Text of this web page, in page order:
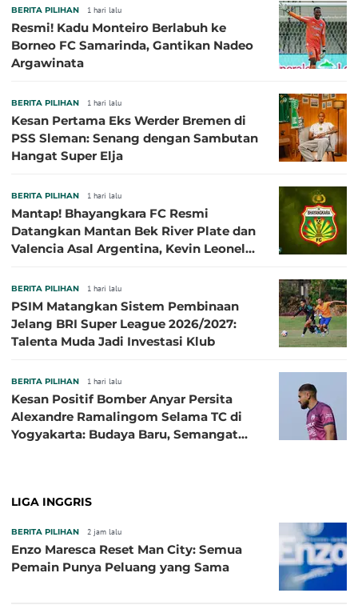
BERITA PILIHAN 1 hari lalu
Resmi! Kadu Monteiro Berlabuh ke
Borneo FC Samarinda, Gantikan Nadeo
Argawinata
BERITA PILIHAN 1 hari lalu
Kesan Pertama Eks Werder Bremen di
PSS Sleman: Senang dengan Sambutan
Hangat Super Elja
BERITA PILIHAN 1 hari lalu
Mantap! Bhayangkara FC Resmi
Datangkan Mantan Bek River Plate dan
Valencia Asal Argentina, Kevin Leonel
BERITA PILIHAN 1 hari lalu
PSIM Matangkan Sistem Pembinaan
Jelang BRI Super League 2026/2027:
Talenta Muda Jadi Investasi Klub
BERITA PILIHAN 1 hari lalu
Kesan Positif Bomber Anyar Persita
Alexandre Ramalingom Selama TC di
Yogyakarta: Budaya Baru, Semangat
LIGA INGGRIS
BERITA PILIHAN 2 jam lalu
Enzo Maresca Reset Man City: Semua
Pemain Punya Peluang yang Sama